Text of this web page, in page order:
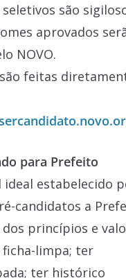
são
aprovados
NOVO.
feitas
para Prefeito
ideal estabelecido
candidatos a
princípios e
ficha-limpa; ter
ter histórico